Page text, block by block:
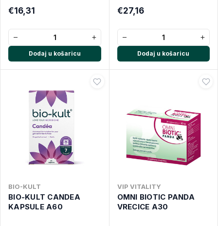
€16,31
− +
Dodaj u košaricu
€27,16
− +
Dodaj u košaricu
BIO-KULT
BIO-KULT CANDEA
KAPSULE A60
VIP VITALITY
OMNI BIOTIC PANDA
VRECICE A30